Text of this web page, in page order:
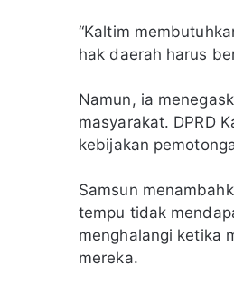
“Kaltim
hak daerah harus
Namun, ia
masyarakat. DPRD
kebijakan
Samsun
tempu tidak
menghalangi ketika
mereka.